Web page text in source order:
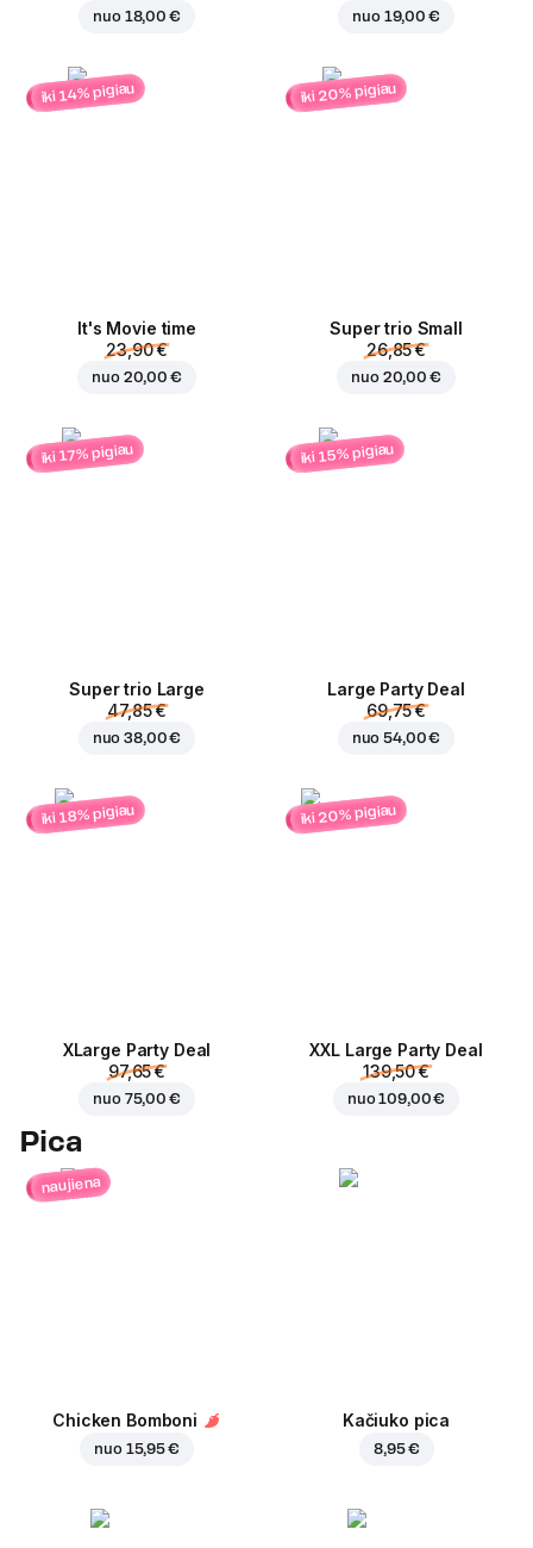
nuo 18,00 € nuo 19,00 €
iki 14% pigiau
It's Movie time
23,90 €
nuo 20,00 €
iki 20% pigiau
Super trio Small
26,85 €
nuo 20,00 €
iki 17% pigiau
Super trio Large
47,85 €
nuo38,00 €
iki 15% pigiau
Large Party Deal
69,75 €
nuo54,00 €
iki 18% pigiau
ХLarge Party Deal
97,65 €
nuo 75,00 €
iki 20% pigiau
XXL Large Party Deal
139,50 €
nuo109,00 €
Pica
naujiena
Chicken Bomboni
nuo 15,95 €
Kačiuko pica
8,95 €